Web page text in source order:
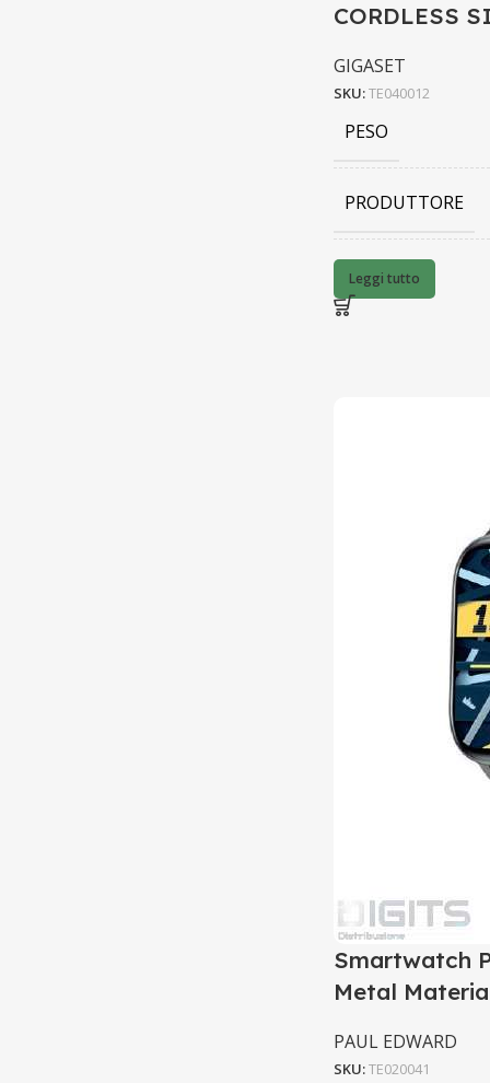
CORDLESS
GIGASET
SKU:TE040012
PESO
PRODUTTORE
BARCODE
Leggi tutto
Smartwatch
Metal
PAUL EDWARD
SKU:TE020041